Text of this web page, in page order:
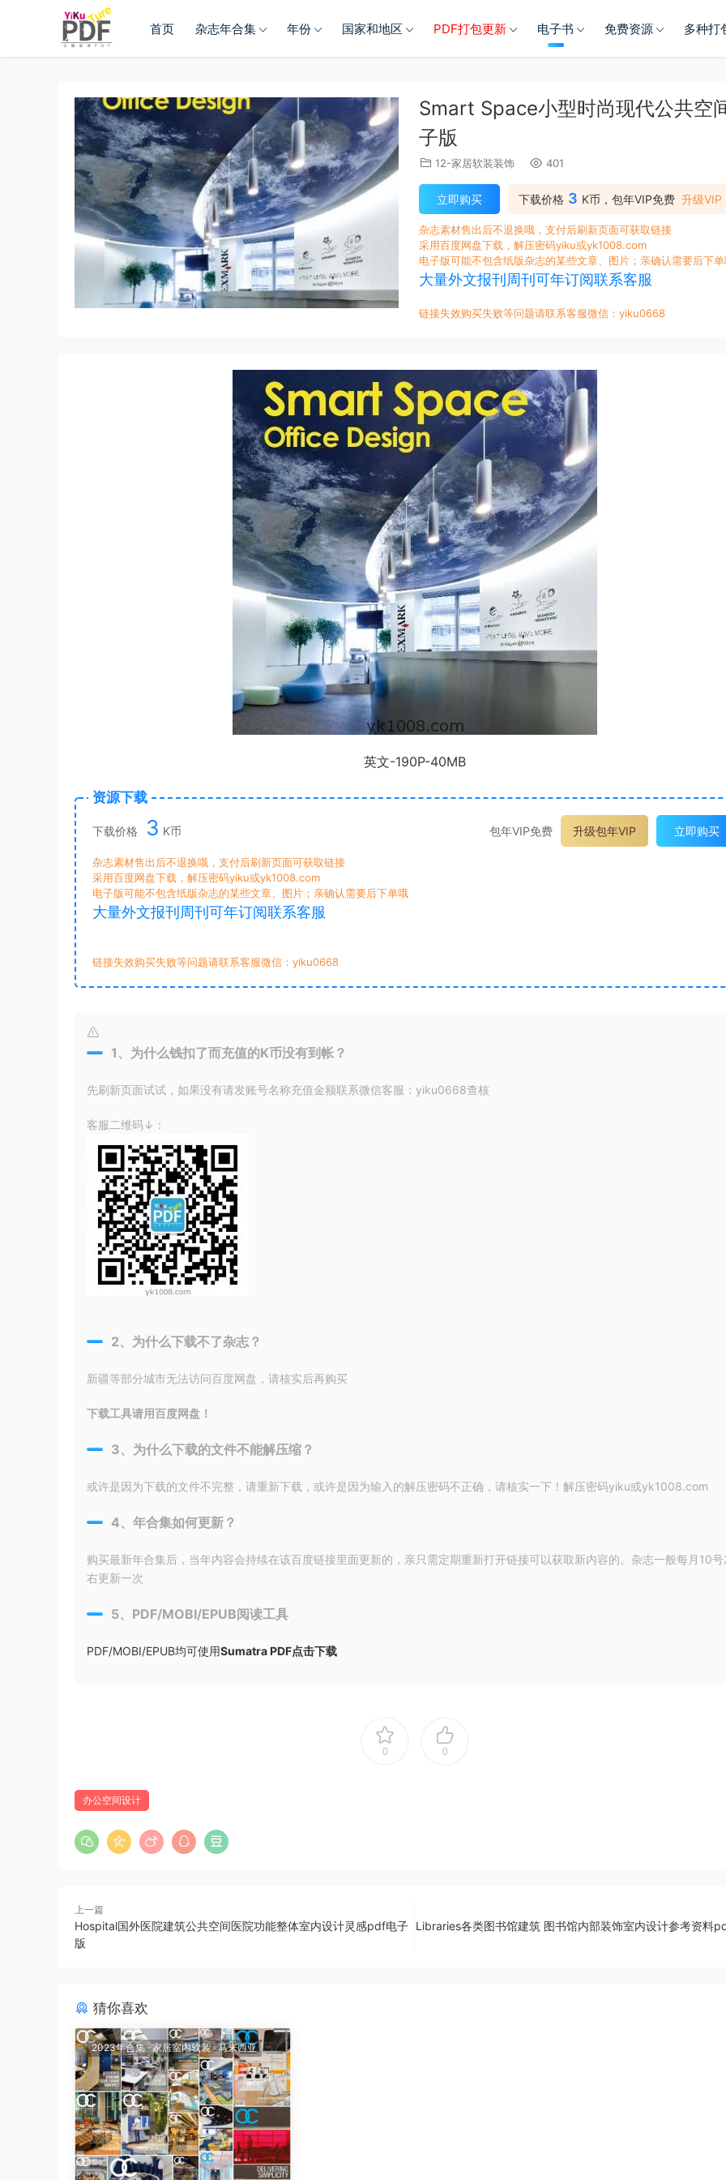
首页 杂志年合集 年份 国家和地区 PDF打包更新 电子书 免费资源 多种打
Smart Space小型时尚现代公共空
子版
12-家居软装装饰 401
下载价格 3 K币，包年VIP免费 升级VIP
立即购买
杂志素材售出后不退换哦，支付后刷新页面可获取链接
采用百度网盘下载，解压密码yiku或yk1008.com
电子版可能不包含纸版杂志的某些文章、图片；亲确认需要后下
大量外文报刊周刊可年订阅联系客服
链接失效购买失败等问题请联系客服微信：yiku0668
英文-190P-40MB
资源下载
下载价格 3 K币 包年VIP免费 升级包年VIP 立即购买
杂志素材售出后不退换哦，支付后刷新页面可获取链接
采用百度网盘下载，解压密码yiku或yk1008.com
电子版可能不包含纸版杂志的某些文章、图片；亲确认需要后下单哦
大量外文报刊周刊可年订阅联系客服
链接失效购买失败等问题请联系客服微信：yiku0668
1、为什么钱扣了而充值的K币没有到帐？
先刷新页面试试，如果没有请发账号名称充值金额联系微信客服：yiku0668查核
客服二维码↓：
2、为什么下载不了杂志？
新疆等部分城市无法访问百度网盘，请核实后再购买
下载工具请用百度网盘！
3、为什么下载的文件不能解压缩？
或许是因为下载的文件不完整，请重新下载，或许是因为输入的解压密码不正确，请核实一下！解压密码yiku或yk1008.com
4、年合集如何更新？
购买最新年合集后，当年内容会持续在该百度链接里面更新的，亲只需定期重新打开链接可以获取新内容的。杂志一般每月10号
右更新一次
5、PDF/MOBI/EPUB阅读工具
PDF/MOBI/EPUB均可使用Sumatra PDF点击下载
0 0
办公空间设计
上一篇
Hospital国外医院建筑公共空间医院功能整体室内设计灵感pdf电子
版
Libraries各类图书馆建筑 图书馆内部装饰室内设计参考资料
猜你喜欢
2023年合集·家居室内软装·马来西亚